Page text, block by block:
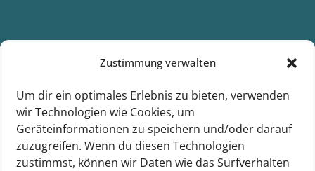
Zustimmung verwalten
Um dir ein optimales Erlebnis zu bieten, verwenden
wir Technologien wie Cookies, um
Geräteinformationen zu speichern und/oder darauf
zuzugreifen. Wenn du diesen Technologien
zustimmst, können wir Daten wie das Surfverhalten